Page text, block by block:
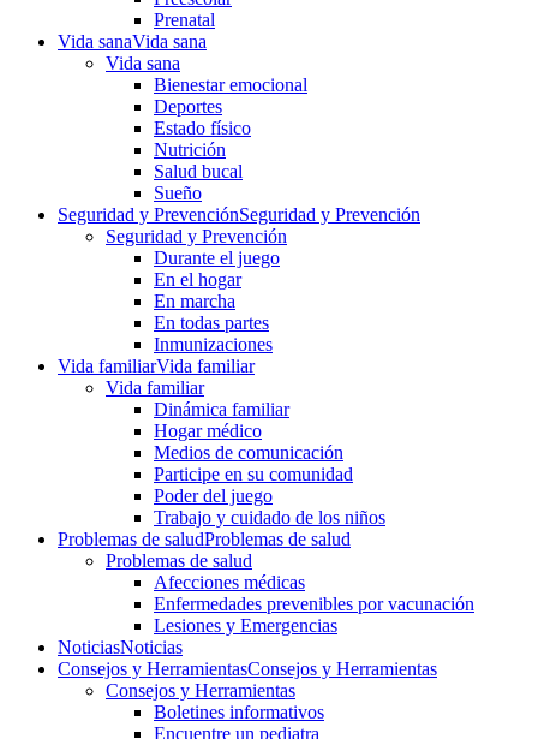
Prenatal
Vida sanaVida sana
Vida sana
Bienestar emocional
Deportes
Estado físico
Nutrición
Salud bucal
Sueño
Seguridad y PrevenciónSeguridad y Prevención
Seguridad y Prevención
Durante el juego
En el hogar
En marcha
En todas partes
Inmunizaciones
Vida familiarVida familiar
Vida familiar
Dinámica familiar
Hogar médico
Medios de comunicación
Participe en su comunidad
Poder del juego
Trabajo y cuidado de los niños
Problemas de saludProblemas de salud
Problemas de salud
Afecciones médicas
Enfermedades prevenibles por vacunación
Lesiones y Emergencias
NoticiasNoticias
Consejos y HerramientasConsejos y Herramientas
Consejos y Herramientas
Boletines informativos
Encuentre un pediatra